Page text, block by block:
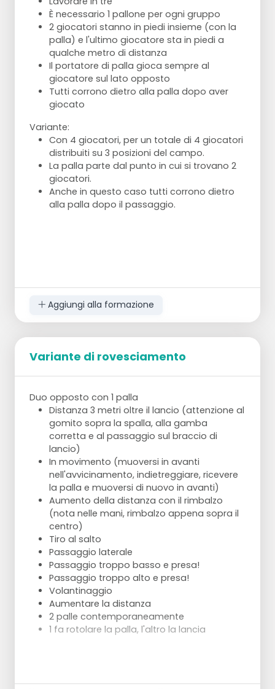
È necessario 1 pallone per ogni gruppo
2 giocatori stanno in piedi insieme (con la
palla) e l'ultimo giocatore sta in piedi a
qualche metro di distanza
Il portatore di palla gioca sempre al
giocatore sul lato opposto
Tutti corrono dietro alla palla dopo aver
giocato
Variante:
Con 4 giocatori, per un totale di 4 giocatori
distribuiti su 3 posizioni del campo.
La palla parte dal punto in cui si trovano 2
giocatori.
Anche in questo caso tutti corrono dietro
alla palla dopo il passaggio.
Aggiungi alla formazione
Variante di rovesciamento
Duo opposto con 1 palla
Distanza 3 metri oltre il lancio (attenzione al
gomito sopra la spalla, alla gamba
corretta e al passaggio sul braccio di
lancio)
In movimento (muoversi in avanti
nell'avvicinamento, indietreggiare, ricevere
la palla e muoversi di nuovo in avanti)
Aumento della distanza con il rimbalzo
(nota nelle mani, rimbalzo appena sopra il
centro)
Tiro al salto
Passaggio laterale
Passaggio troppo basso e presa!
Passaggio troppo alto e presa!
Volantinaggio
Aumentare la distanza
2 palle contemporaneamente
1 fa rotolare la palla, l'altro la lancia